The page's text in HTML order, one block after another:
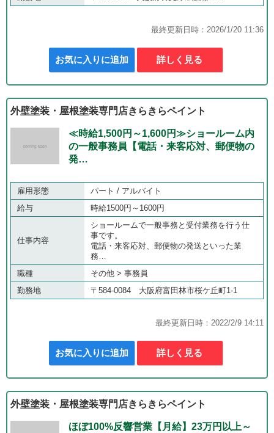
最終更新日時：2026/1/20 11:36
お気に入りに追加 詳しく見る
外壁塗装・屋根塗装専門店きらきらペイント
≪時給1,500円～1,600円≫ショールーム内
の一般事務員【電話・来客応対、郵便物の
発…
雇用形態
パート / アルバイト
給与
時給1500円～1600円
仕事内容
ショールームで一般事務と受付業務を行う仕
事です。
電話・来客応対、郵便物の発送といった業
務…
職種
その他 > 事務員
勤務地
〒584-0084 大阪府富田林市桜ケ丘町1-1
最終更新日時：2022/2/9 14:11
お気に入りに追加 詳しく見る
外壁塗装・屋根塗装専門店きらきらペイント
ほぼ100%反響営業【月給】23万円以上～